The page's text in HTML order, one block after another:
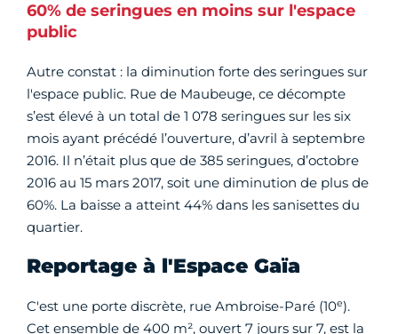
60% de seringues en moins sur l'espace
public
Autre constat : la diminution forte des seringues sur
l'espace public. Rue de Maubeuge, ce décompte
s’est élevé à un total de 1 078 seringues sur les six
mois ayant précédé l’ouverture, d’avril à septembre
2016. Il n’était plus que de 385 seringues, d’octobre
2016 au 15 mars 2017, soit une diminution de plus de
60%. La baisse a atteint 44% dans les sanisettes du
quartier.
Reportage à l'Espace Gaïa
C'est une porte discrète, rue Ambroise-Paré (10e).
Cet ensemble de 400 m², ouvert 7 jours sur 7, est la